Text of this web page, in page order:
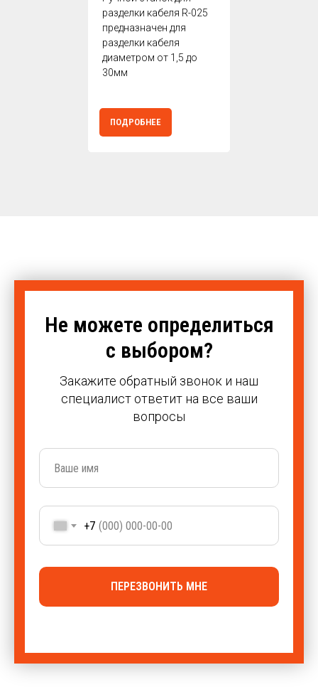
разделки кабеля R-025
предназначен для
разделки кабеля
диаметром от 1,5 до
30мм
ПОДРОБНЕЕ
Не можете определиться
с выбором?
Закажите обратный звонок и наш
специалист ответит на все ваши
вопросы
+7
ПЕРЕЗВОНИТЬ МНЕ